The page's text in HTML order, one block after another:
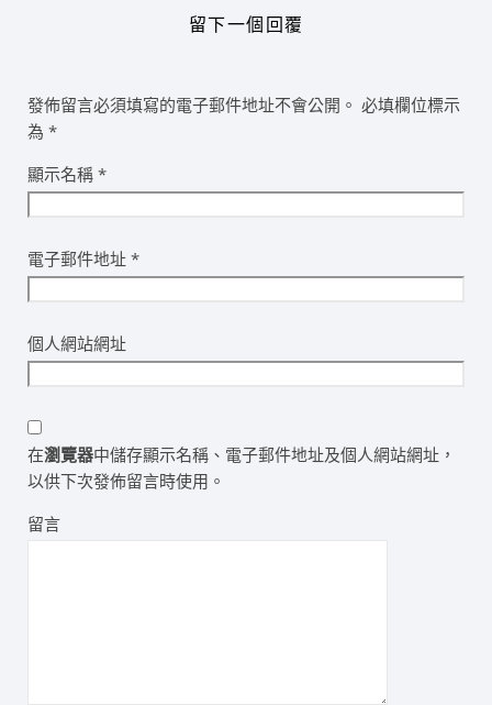
留下一個回覆
發佈留言必須填寫的電子郵件地址不會公開。 必填欄位標示
為 *
顯示名稱 *
電子郵件地址 *
個人網站網址
在瀏覽器中儲存顯示名稱、電子郵件地址及個人網站網址，
以供下次發佈留言時使用。
留言